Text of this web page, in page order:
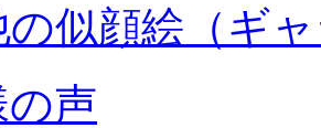
の似顔絵（ギ
の声